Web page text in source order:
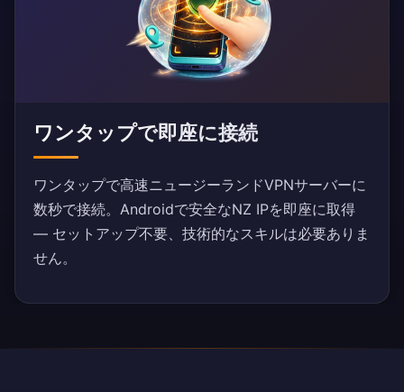
ワンタップで即座に接続
ワンタップで高速ニュージーランドVPNサーバーに
数秒で接続。Androidで安全なNZ IPを即座に取得
— セットアップ不要、技術的なスキルは必要ありま
せん。